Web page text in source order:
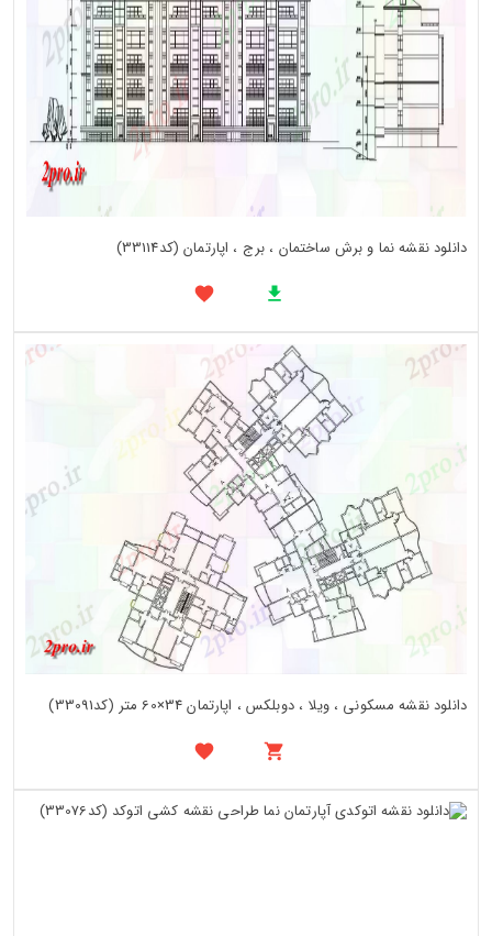
دانلود نقشه نما و برش ساختمان ، برج ، اپارتمان (کد33114)
دانلود نقشه مسکونی ، ویلا ، دوبلکس ، اپارتمان 34×60 متر (کد33091)